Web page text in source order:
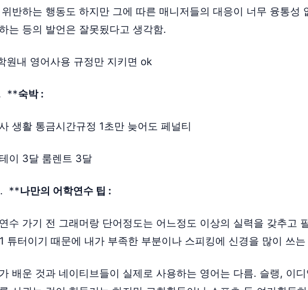
반하는 행동도 하지만 그에 따른 매니저들의 대응이 너무 융통성
는 등의 발언은 잘못됬다고 생각함.
원내 영어사용 규정만 지키면 ok
**숙박 :
생활 통금시간규정 1초만 늦어도 페널티
이 3달 룸렌트 3달
**나만의 어학연수 팁 :
수 가기 전 그래머랑 단어정도는 어느정도 이상의 실력을 갖추고
튜터이기 때문에 내가 부족한 부분이나 스피킹에 신경을 많이 쓰
배운 것과 네이티브들이 실제로 사용하는 영어는 다름. 슬랭, 이디